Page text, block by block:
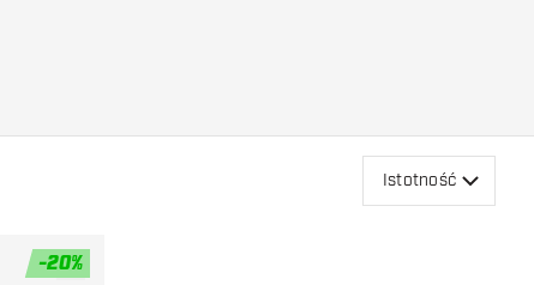
Istotność
-20%
dodaj do listy życzeń